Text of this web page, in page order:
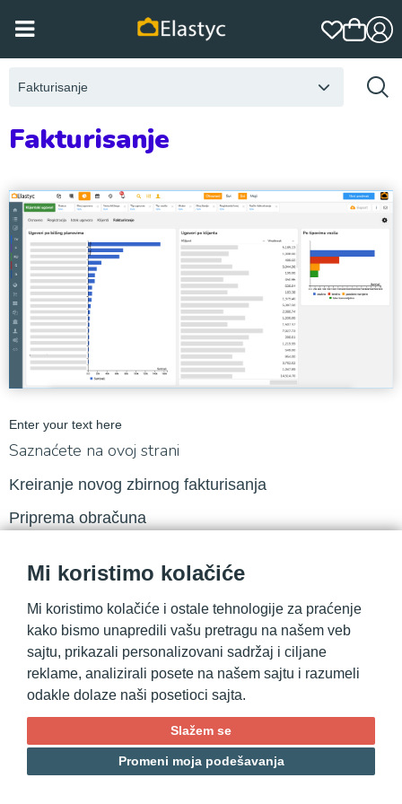
Mi koristimo kolačiće
Mi koristimo kolačiće i ostale tehnologije za praćenje
kako bismo unapredili vašu pretragu na našem veb
sajtu, prikazali personalizovani sadržaj i ciljane
reklame, analizirali posete na našem sajtu i razumeli
odakle dolaze naši posetioci sajta.
Slažem se
Promeni moja podešavanja
Fakturisanje
Fakturisanje
Enter your text here
Saznaćete na ovoj strani
Kreiranje novog zbirnog fakturisanja
Priprema obračuna
Kreiranje faktura
Kreiranje novog zbirnog fakturisanja
Kreirate novi predmet fakturisanja